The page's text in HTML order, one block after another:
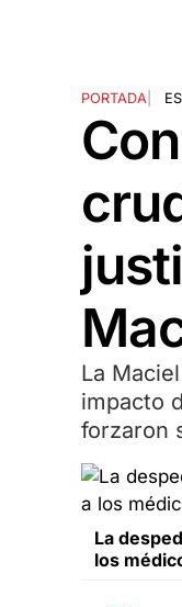
PORTADA|
La
impacto
forzaron
La
los